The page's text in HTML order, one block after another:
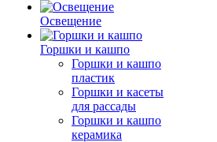
Освещение
Горшки и кашпо
Горшки и кашпо
пластик
Горшки и касеты
для рассады
Горшки и кашпо
керамика